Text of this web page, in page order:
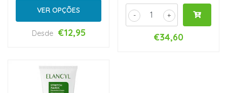
VER OPÇÕES
Desde €12,95
+
-
€34,60